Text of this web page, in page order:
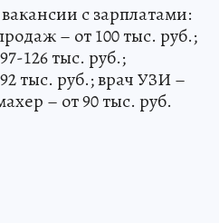
с зарплатами:
– от 100 тыс. руб.;
126 тыс. руб.;
тыс. руб.; врач УЗИ –
– от 90 тыс. руб.